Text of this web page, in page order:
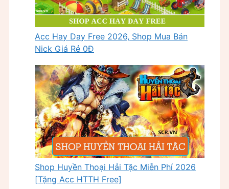
Acc Hay Day Free 2026, Shop Mua Bán
Nick Giá Rẻ 0Đ
Shop Huyền Thoại Hải Tặc Miễn Phí 2026
[Tặng Acc HTTH Free]